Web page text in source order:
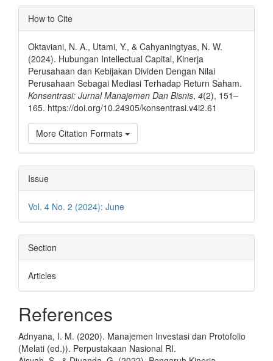
Article
Details
How to Cite
Oktaviani, N. A., Utami, Y., & Cahyaningtyas, N. W.
(2024). Hubungan Intellectual Capital, Kinerja
Perusahaan dan Kebijakan Dividen Dengan Nilai
Perusahaan Sebagai Mediasi Terhadap Return Saham.
Konsentrasi: Jurnal Manajemen Dan Bisnis, 4(2), 151–
165. https://doi.org/10.24905/konsentrasi.v4i2.61
More Citation Formats
Issue
Vol. 4 No. 2 (2024): June
Section
Articles
References
Adnyana, I. M. (2020). Manajemen Investasi dan Protofolio
(Melati (ed.)). Perpustakaan Nasional RI.